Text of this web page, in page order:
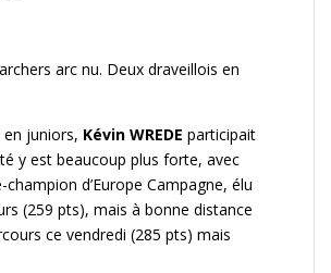
arc nu. Deux draveillois en
juniors, Kévin WREDE participait
y est beaucoup plus forte, avec
d’Europe Campagne, élu
(259 pts), mais à bonne distance
ce vendredi (285 pts) mais